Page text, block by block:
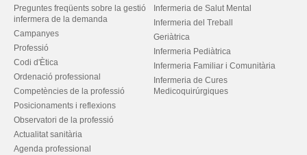
Preguntes freqüents sobre la gestió
infermera de la demanda
Campanyes
Professió
Codi d'Ètica
Ordenació professional
Competències de la professió
Posicionaments i reflexions
Observatori de la professió
Actualitat sanitària
Agenda professional
Infermeria de Salut Mental
Infermeria del Treball
Geriàtrica
Infermeria Pediàtrica
Infermeria Familiar i Comunitària
Infermeria de Cures
Medicoquirúrgiques